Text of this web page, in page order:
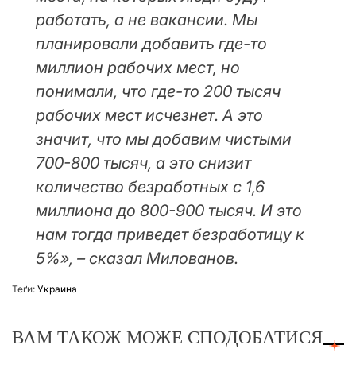
работать, а не вакансии. Мы
планировали добавить где-то
миллион рабочих мест, но
понимали, что где-то 200 тысяч
рабочих мест исчезнет. А это
значит, что мы добавим чистыми
700-800 тысяч, а это снизит
количество безработных с 1,6
миллиона до 800-900 тысяч. И это
нам тогда приведет безработицу к
5%», – сказал Милованов.
Теґи: Украина
ВАМ ТАКОЖ МОЖЕ СПОДОБАТИСЯ